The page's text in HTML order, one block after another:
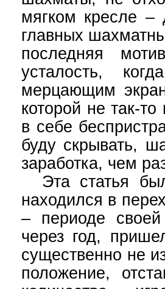
мягком кресле –
главных
последняя
усталость,
мерцающим
которой не так-
в себе
буду скрывать,
заработка, чем
Эта статья
находился в
– периоде
через год,
существенно не
положение,